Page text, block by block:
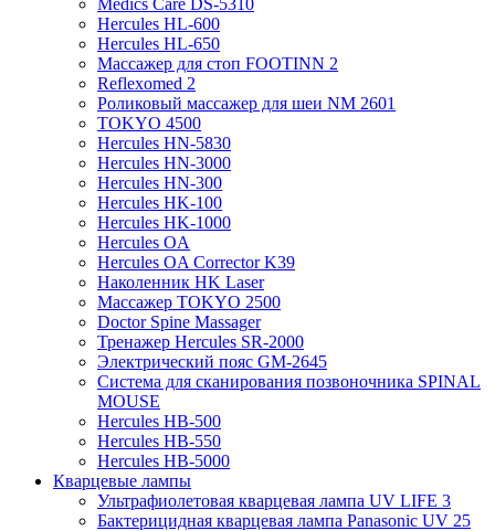
Medics Care DS-5310
Hercules HL-600
Hercules HL-650
Массажер для стоп FOOTINN 2
Reflexomed 2
Роликовый массажер для шеи NM 2601
TOKYO 4500
Hercules HN-5830
Hercules HN-3000
Hercules HN-300
Hercules HK-100
Hercules HK-1000
Hercules OA
Hercules OA Corrector K39
Наколенник HK Laser
Массажер TOKYO 2500
Doctor Spine Massager
Тренажер Hercules SR-2000
Электрический пояс GM-2645
Система для сканирования позвоночника SPINAL
MOUSE
Hercules HB-500
Hercules HB-550
Hercules HB-5000
Кварцевые лампы
Ультрафиолетовая кварцевая лампа UV LIFE 3
Бактерицидная кварцевая лампа Panasonic UV 25